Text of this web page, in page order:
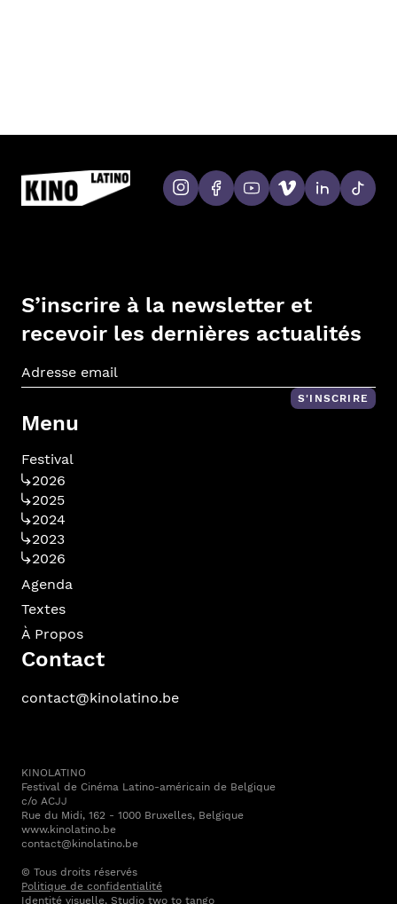
S’inscrire à la newsletter et
recevoir les dernières actualités
S'INSCRIRE
Menu
Festival
2026
2025
2024
2023
2026
Agenda
Textes
À Propos
Contact
contact@kinolatino.be
KINOLATINO
Festival de Cinéma Latino-américain de Belgique
c/o ACJJ
Rue du Midi, 162 - 1000 Bruxelles, Belgique
www.kinolatino.be
contact@kinolatino.be
© Tous droits réservés
Politique de confidentialité
Identité visuelle, Studio two to tango